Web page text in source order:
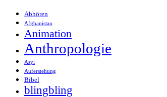
Abhören
Afghanistan
Animation
Anthropologie
Asyl
Auferstehung
Bibel
blingbling